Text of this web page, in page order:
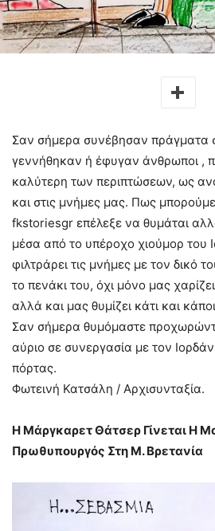
Σαν σήμερα συνέβησαν πράγματα
γεννήθηκαν ή έφυγαν άνθρωποι ,
καλύτερη των περιπτώσεων, ως
και στις μνήμες μας. Πως
fkstoriesgr επέλεξε να θυμάται
μέσα από το υπέροχο χιούμορ του
φιλτράρει τις μνήμες με τον δικό
το πενάκι του, όχι μόνο μας
αλλά και μας θυμίζει κάτι και
Σαν σήμερα θυμόμαστε
αύριο σε συνεργασία με τον
πόρτας.
Φωτεινή Κατσάλη / Αρχισυνταξία.
Η Μάργκαρετ Θάτσερ Γίνεται Η
Πρωθυπουργός Στη Μ. Βρετανία